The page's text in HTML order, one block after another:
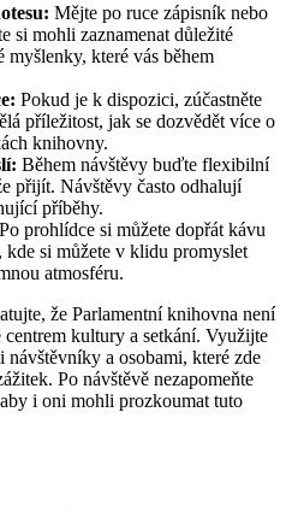
Mějte po ruce zápisník nebo
si mohli zaznamenat důležité
které vás během
Pokud je k dispozici, zúčastněte
příležitost, jak se dozvědět více o
knihovny.
Během návštěvy buďte flexibilní
přijít. Návštěvy často odhalují
příběhy.
Po prohlídce si můžete dopřát kávu
si můžete v klidu promyslet
atmosféru.
že Parlamentní knihovna není
kultury a setkání. Využijte
a osobami, které zde
Po návštěvě nezapomeňte
i oni mohli prozkoumat tuto